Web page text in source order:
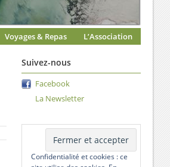
Voyages & Repas L’Association
Suivez-nous
Facebook
La Newsletter
Confidentialité et cookies : ce